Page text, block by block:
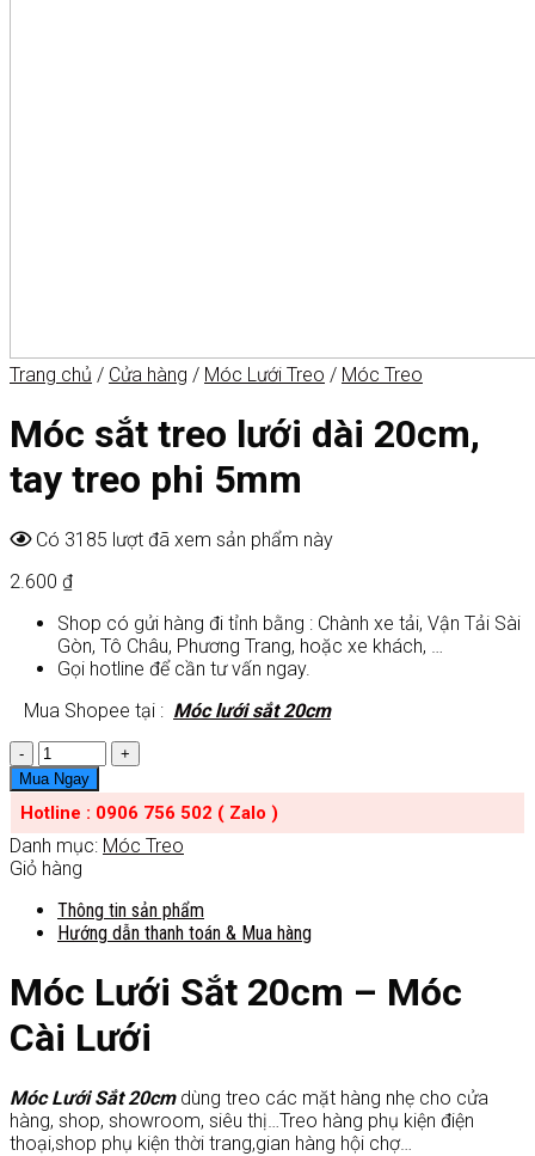
Trang chủ / Cửa hàng / Móc Lưới Treo / Móc Treo
Móc sắt treo lưới dài 20cm,
tay treo phi 5mm
Có 3185 lượt đã xem sản phẩm này
2.600 ₫
Shop có gửi hàng đi tỉnh bằng : Chành xe tải, Vận Tải Sài
Gòn, Tô Châu, Phương Trang, hoặc xe khách, …
Gọi hotline để cần tư vấn ngay.
Mua Shopee tại : Móc lưới sắt 20cm
Số
lượng
Mua Ngay
Hotline : 0906 756 502 ( Zalo )
Danh mục: Móc Treo
Giỏ hàng
Thông tin sản phẩm
Hướng dẫn thanh toán & Mua hàng
Móc Lưới Sắt 20cm – Móc
Cài Lưới
Móc Lưới Sắt 20cmdùng treo các mặt hàng nhẹ cho cửa
hàng, shop, showroom, siêu thị…Treo hàng phụ kiện điện
thoại,shop phụ kiện thời trang,gian hàng hội chợ…